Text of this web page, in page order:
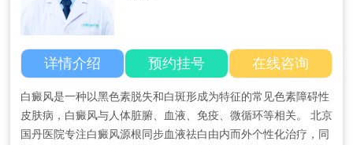
详情介绍 预约挂号 在线咨询
白癜风是一种以黑色素脱失和白斑形成为特征的常见色素障碍性
皮肤病，白癜风与人体脏腑、血液、免疫、微循环等相关。 北京
国丹医院专注白癜风源根同步血液祛白由内而外个性化治疗，同